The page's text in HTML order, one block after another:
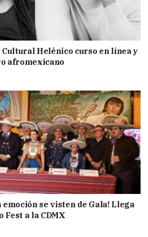
Helénico curso en línea y
afromexicano
emoción se visten de Gala! Llega
Fest a la CDMX